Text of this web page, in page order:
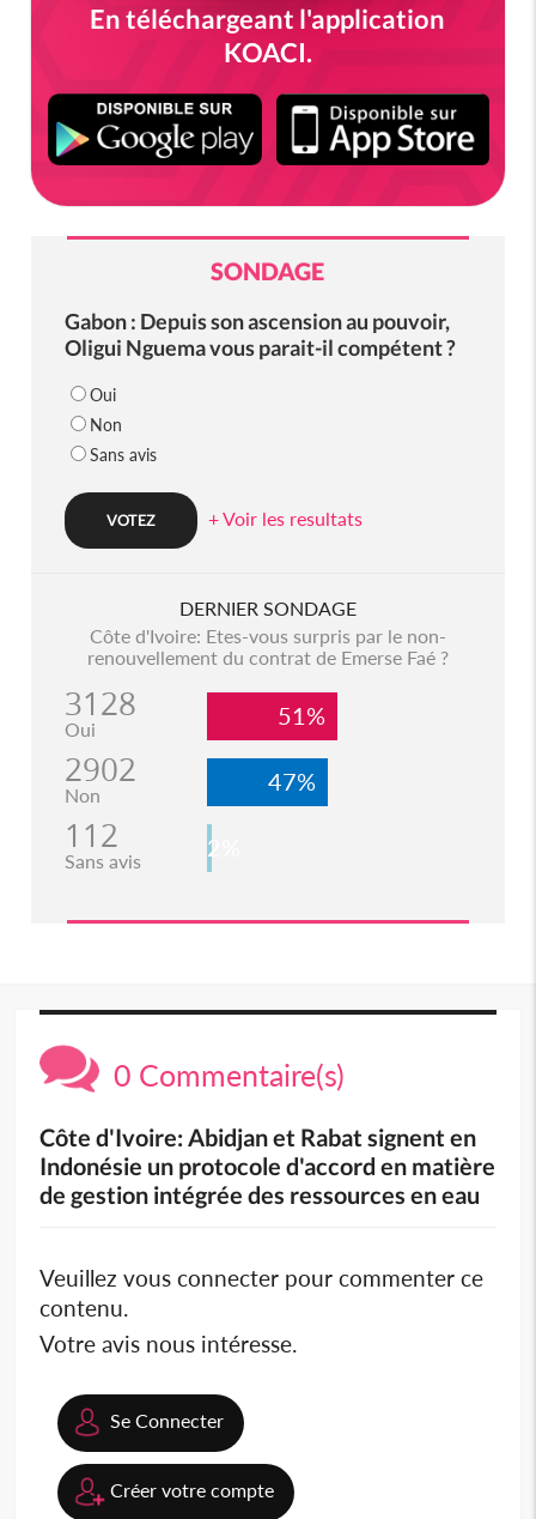
En téléchargeant l'application
KOACI.
SONDAGE
Gabon : Depuis son ascension au pouvoir,
Oligui Nguema vous parait-il compétent ?
Oui
Non
Sans avis
+ Voir les resultats
DERNIER SONDAGE
Côte d'Ivoire: Etes-vous surpris par le non-
renouvellement du contrat de Emerse Faé ?
3128
Oui 51%
2902
Non 47%
112
Sans avis 2%
0 Commentaire(s)
Côte d'Ivoire: Abidjan et Rabat signent en
Indonésie un protocole d'accord en matière
de gestion intégrée des ressources en eau
Veuillez vous connecter pour commenter ce
contenu.
Votre avis nous intéresse.
Se Connecter
Créer votre compte